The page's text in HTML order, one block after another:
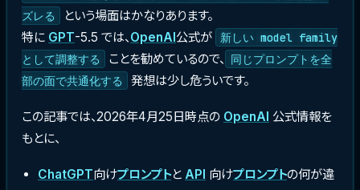
ズレる
という場面はかなりあります。
特に GPT-5.5 では、 OpenAI公式が
新しい model family
として調整する
ことを勧めているので、
同じプロンプトを全
部の面で共通化する
発想は少し危ういです。
この記事では、2026年4月25日時点の OpenAI 公式情報を
もとに、
ChatGPT向けプロンプトと API 向けプロンプトの何が違